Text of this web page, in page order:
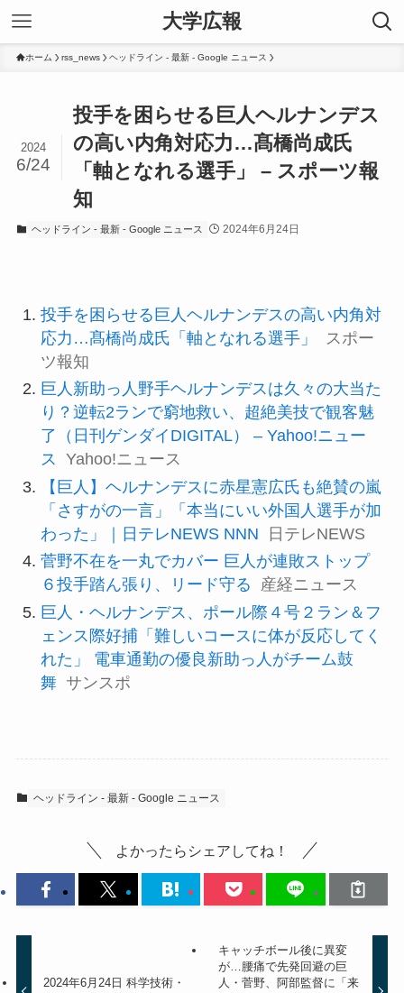
大学広報
ホーム rss_news ヘッドライン - 最新 - Google ニュース
投手を困らせる巨人ヘルナンデス
の高い内角対応力…髙橋尚成氏
「軸となれる選手」 – スポーツ報
知
2024
6/24
ヘッドライン - 最新 - Google ニュース 2024年6月24日
投手を困らせる巨人ヘルナンデスの高い内角対
応力…髙橋尚成氏「軸となれる選手」
スポー
ツ報知
巨人新助っ人野手ヘルナンデスは久々の大当た
り？逆転2ランで窮地救い、超絶美技で観客魅
了（日刊ゲンダイDIGITAL） – Yahoo!ニュー
ス Yahoo!ニュース
【巨人】ヘルナンデスに赤星憲広氏も絶賛の嵐
「さすがの一言」「本当にいい外国人選手が加
わった」｜日テレNEWS NNN
日テレNEWS
菅野不在を一丸でカバー 巨人が連敗ストップ
６投手踏ん張り、リード守る
産経ニュース
巨人・ヘルナンデス、ポール際４号２ラン＆フ
ェンス際好捕「難しいコースに体が反応してく
れた」 電車通勤の優良新助っ人がチーム鼓
舞 サンスポ
ヘッドライン - 最新 - Google ニュース
よかったらシェアしてね！
2024年6月24日 科学技術・
キャッチボール後に異変
が…腰痛で先発回避の巨
人・菅野、阿部監督に「来